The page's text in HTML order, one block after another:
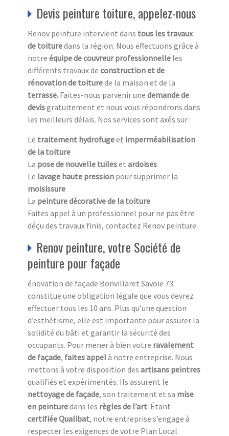
Devis peinture toiture, appelez-nous
Renov peinture intervient dans tous les travaux
de toituredans la région. Nous effectuons grâce à
notre équipe de couvreur professionnelle les
différents travaux de construction et de
rénovation de toiturede la maison et de la
terrasse. Faites-nous parvenir une demande de
devisgratuitement et nous vous répondrons dans
les meilleurs délais. Nos services sont axés sur :
Le traitement hydrofugeet imperméabilisation
de la toiture
La pose de nouvelle tuileset ardoises
Le lavage haute pression pour supprimer la
moisissure
La peinture décorative de la toiture
Faites appel à un professionnel pour ne pas être
déçu des travaux finis, contactez Renov peinture.
Renov peinture, votre Société de
peinture pour façade
énovation de façade Bonvillaret Savoie 73
constitue une obligation légale que vous devrez
effectuer tous les 10 ans. Plus qu’une question
d’esthétisme, elle est importante pour assurer la
solidité du bâti et garantir la sécurité des
occupants. Pour mener à bien votre ravalement
de façade, faites appelà notre entreprise. Nous
mettons à votre disposition des artisans peintres
qualifiés et expérimentés. Ils assurent le
nettoyage de façade, son traitement et sa mise
en peinturedans les règles de l’art. Étant
certifiée Qualibat, notre entreprise s’engage à
respecter les exigences de votre Plan Local